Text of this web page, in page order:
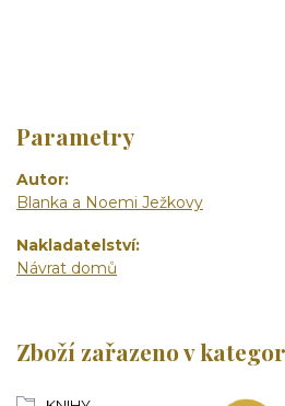
Parametry
Autor
Blanka a Noemi Ježkovy
Nakladatelství
Návrat domů
Zboží zařazeno v